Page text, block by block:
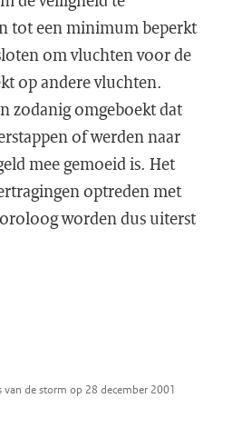
tot een minimum beperkt
om vluchten voor de
op andere vluchten.
zodanig omgeboekt dat
of werden naar
mee gemoeid is. Het
optreden met
worden dus uiterst
van de storm op 28 december 2001